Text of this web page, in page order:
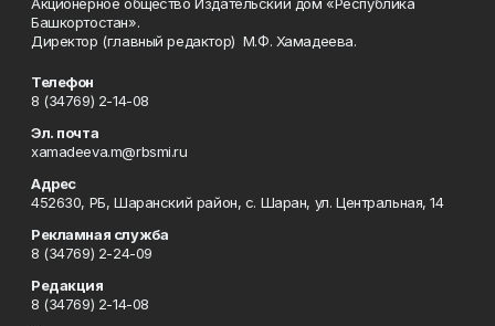
Башкортостан».
Директор (главный редактор) М.Ф. Хамадеева.
Телефон
8 (34769) 2-14-08
Эл. почта
xamadeeva.m@rbsmi.ru
Адрес
452630, РБ, Шаранский район, с. Шаран, ул. Центральная, 14
Рекламная служба
8 (34769) 2-24-09
Редакция
8 (34769) 2-14-08